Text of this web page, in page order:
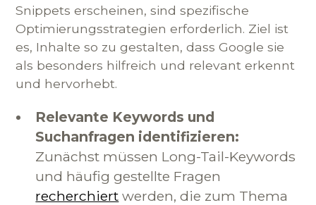
Snippets erscheinen, sind spezifische
Optimierungsstrategien erforderlich. Ziel ist
es, Inhalte so zu gestalten, dass Google sie
als besonders hilfreich und relevant erkennt
und hervorhebt.
Relevante Keywords und
Suchanfragen identifizieren:
Zunächst müssen Long-Tail-Keywords
und häufig gestellte Fragen
recherchiert werden, die zum Thema